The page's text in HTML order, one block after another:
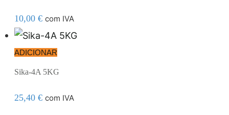
10,00 € com IVA
ADICIONAR
Sika-4A 5KG
25,40 € com IVA